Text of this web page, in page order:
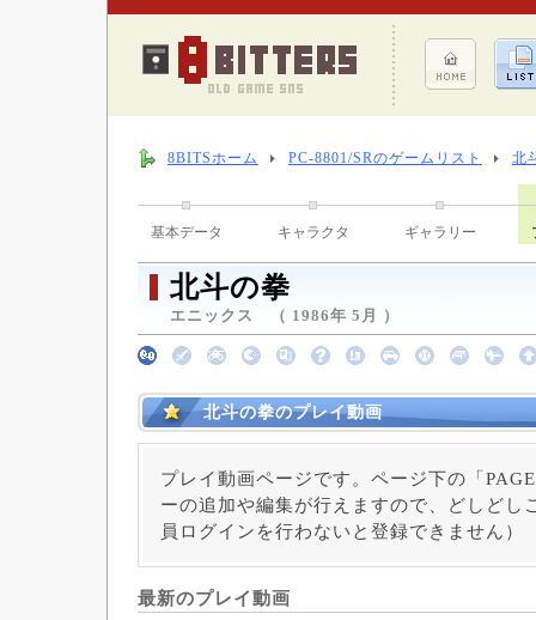
8BITSホーム PC-8801/SRのゲームリスト 北
基本データ キャラクタ ギャラリー
北斗の拳
エニックス （ 1986年 5月 ）
北斗の拳のプレイ動画
プレイ動画ページです。ページ下の「
ーの追加や編集が行えますので、どしどし
員ログインを行わないと登録できません）
最新のプレイ動画